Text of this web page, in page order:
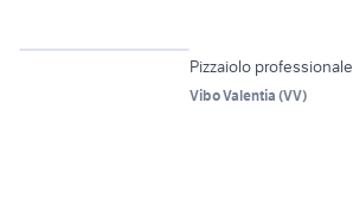
Pizzaiolo professionale
Vibo Valentia (VV)